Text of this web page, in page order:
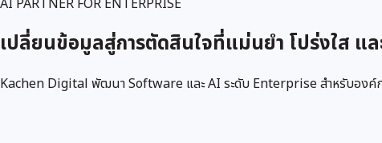
AI PARTNER FOR ENTERPRISE
เปลี่ยนข้อมูลสู่การตัดสินใจที่แม่นยำ โปร่งใส แ
Kachen Digital พัฒนา Software และ AI ระดับ Enterprise สำหรับองค์ก